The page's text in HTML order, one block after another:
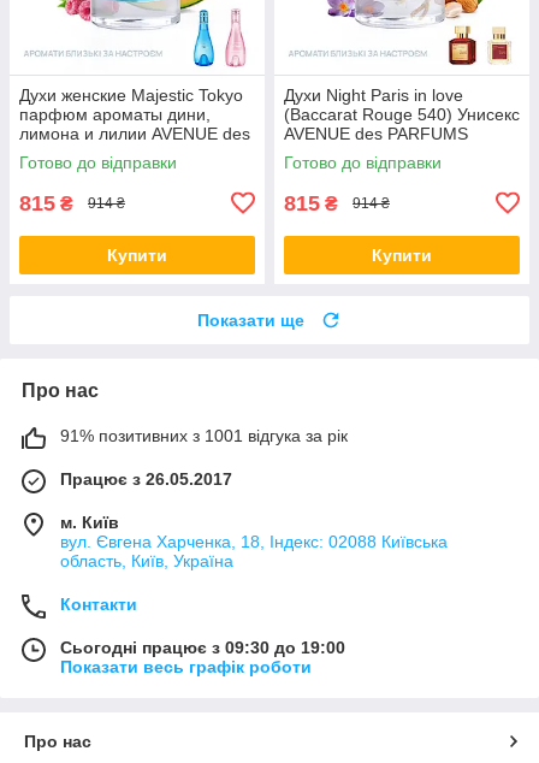
Духи женские Majestic Tokyo
парфюм ароматы дини,
лимона и лилии AVENUE des
PARFUMS
Готово до відправки
815 ₴ 914 ₴
Купити
Духи Night Paris in love
(Baccarat Rouge 540) Унисекс
AVENUE des PARFUMS
Аромат с группы восточных,
цветочных
Готово до відправки
815 ₴ 914 ₴
Купити
Показати ще
Про нас
91% позитивних з 1001 відгука за рік
Працює з 26.05.2017
м. Київ
вул. Євгена Харченка, 18, Індекс: 02088 Київська
область, Київ, Україна
Контакти
Сьогодні працює з 09:30 до 19:00
Показати весь графік роботи
Про нас